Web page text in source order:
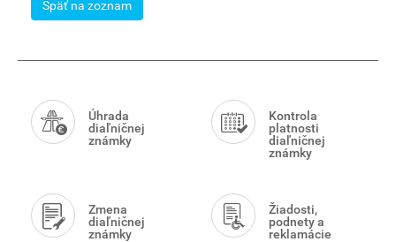
Späť na zoznam
Menu
Úhrada
diaľničnej
známky
Kontrola
platnosti
diaľničnej
známky
Zmena
diaľničnej
známky
Žiadosti,
podnety a
reklamácie